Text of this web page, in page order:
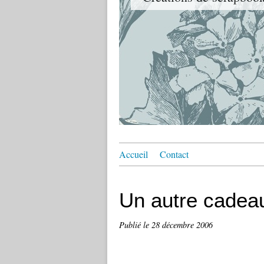
Accueil Contact
Un autre
Publié le 28 décembre 2006